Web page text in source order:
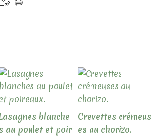
blanche
s au poulet et poir
Crevettes crémeus
es au chorizo.